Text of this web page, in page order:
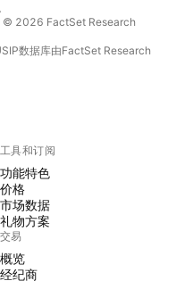
© 2026 FactSet Research
数据库由FactSet Research
工具和订阅
功能特色
价格
市场数据
礼物方案
交易
概览
经纪商